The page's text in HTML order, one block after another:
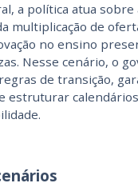
a política atua
multiplicação de
no ensino
Nesse cenário, o
de transição,
estruturar